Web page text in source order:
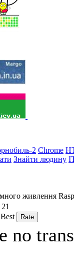
2 Chrome
Знайти людину
живлення
Best
no